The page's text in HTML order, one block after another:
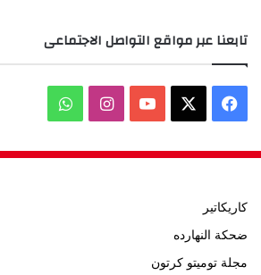
تابعنا عبر مواقع التواصل الاجتماعى
فيسبوك ‫YouTubeانستقرامواتساب
كاريكاتير
ضحكة النهارده
مجلة توميتو كرتون